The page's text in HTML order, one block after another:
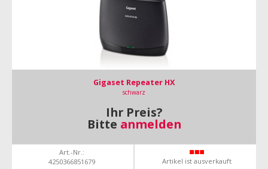
Gigaset Repeater HX
schwarz
Ihr Preis?
Bitte anmelden
Art.-Nr.:
4250366851679
Artikel ist ausverkauft